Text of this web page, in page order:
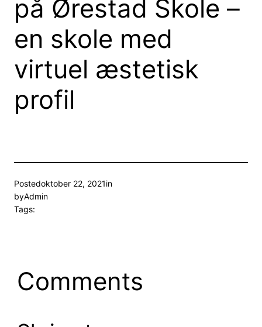
på Ørestad Skole –
en skole med
virtuel æstetisk
profil
Postedoktober 22, 2021in
byAdmin
Tags:
Comments